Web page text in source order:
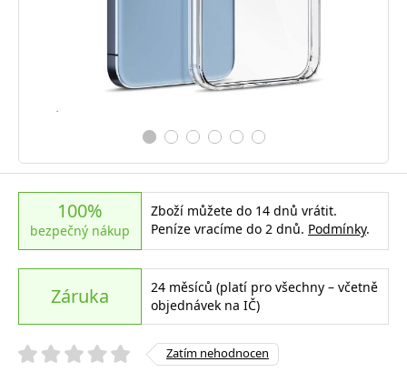
100%
bezpečný nákup
Zboží můžete do 14 dnů vrátit.
Peníze vracíme do 2 dnů. Podmínky.
Záruka
24 měsíců (platí pro všechny – včetně
objednávek na IČ)
Zatím nehodnocen